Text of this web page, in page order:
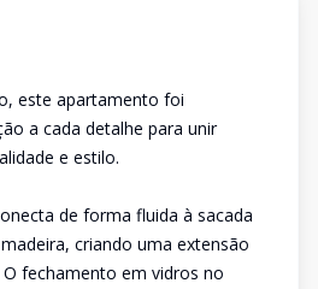
este apartamento foi
a cada detalhe para unir
e estilo.
de forma fluida à sacada
criando uma extensão
fechamento em vidros no